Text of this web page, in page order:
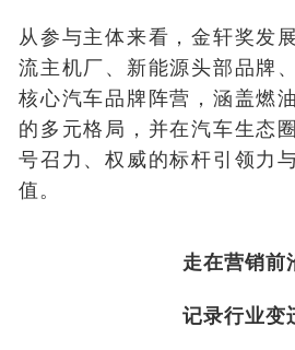
从参与主体来看，金轩奖发
流主机厂、新能源头部品牌
核心汽车品牌阵营，涵盖燃
的多元格局，并在汽车生态
号召力、权威的标杆引领力
值。
走在营销前
记录行业变